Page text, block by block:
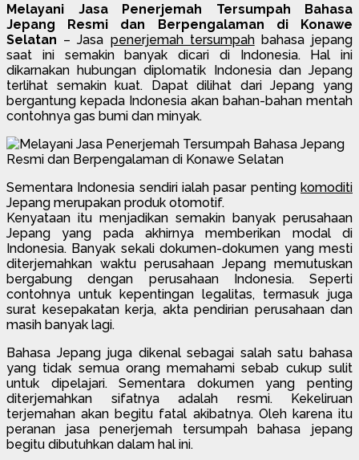
Melayani Jasa Penerjemah Tersumpah Bahasa
Jepang Resmi dan Berpengalaman di Konawe
Selatan – Jasa penerjemah tersumpahbahasa jepang
saat ini semakin banyak dicari di Indonesia. Hal ini
dikarnakan hubungan diplomatik Indonesia dan Jepang
terlihat semakin kuat. Dapat dilihat dari Jepang yang
bergantung kepada Indonesia akan bahan-bahan mentah
contohnya gas bumi dan minyak.
Sementara Indonesia sendiri ialah pasar penting komoditi
Jepang merupakan produk otomotif.
Kenyataan itu menjadikan semakin banyak perusahaan
Jepang yang pada akhirnya memberikan modal di
Indonesia. Banyak sekali dokumen-dokumen yang mesti
diterjemahkan waktu perusahaan Jepang memutuskan
bergabung dengan perusahaan Indonesia. Seperti
contohnya untuk kepentingan legalitas, termasuk juga
surat kesepakatan kerja, akta pendirian perusahaan dan
masih banyak lagi.
Bahasa Jepang juga dikenal sebagai salah satu bahasa
yang tidak semua orang memahami sebab cukup sulit
untuk dipelajari. Sementara dokumen yang penting
diterjemahkan sifatnya adalah resmi. Kekeliruan
terjemahan akan begitu fatal akibatnya. Oleh karena itu
peranan jasa penerjemah tersumpah bahasa jepang
begitu dibutuhkan dalam hal ini.